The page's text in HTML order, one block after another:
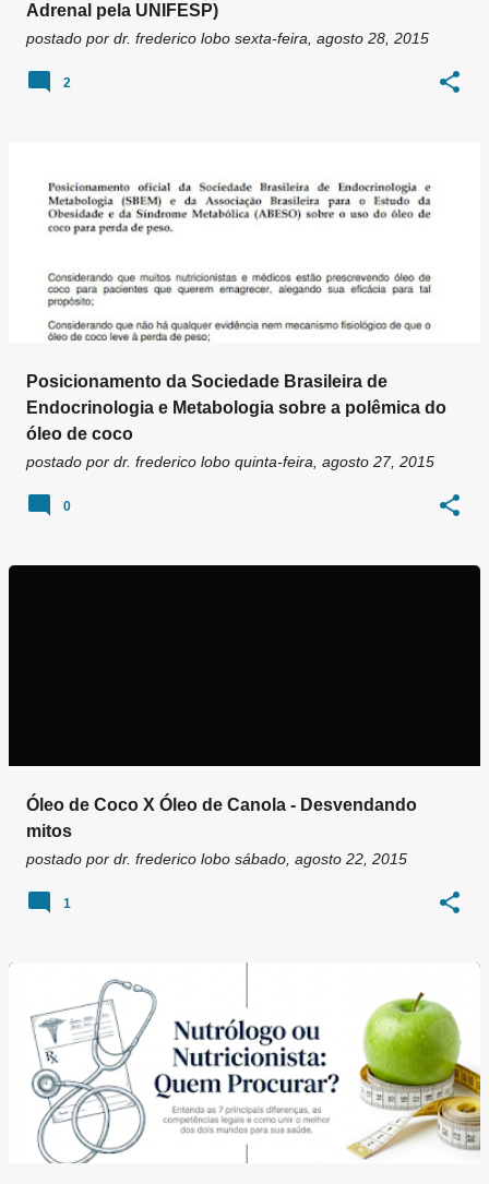
Adrenal pela UNIFESP)
postado por dr. frederico lobo sexta-feira, agosto 28, 2015
2
Posicionamento da Sociedade Brasileira de
Endocrinologia e Metabologia sobre a polêmica do
óleo de coco
postado por dr. frederico lobo quinta-feira, agosto 27, 2015
0
Óleo de Coco X Óleo de Canola - Desvendando
mitos
postado por dr. frederico lobo sábado, agosto 22, 2015
1